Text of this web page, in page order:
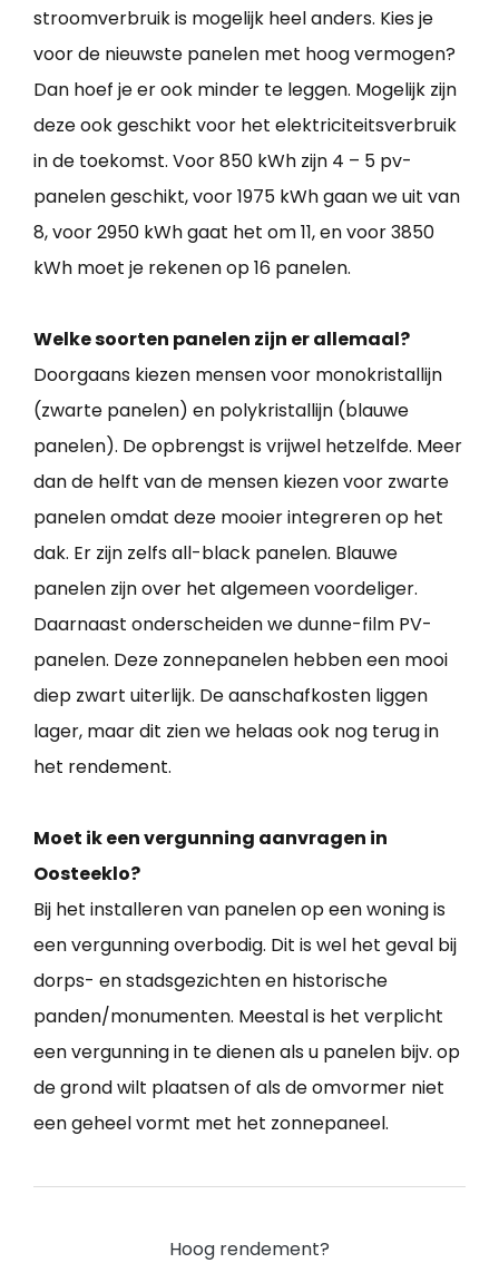
stroomverbruik is mogelijk heel anders. Kies je
voor de nieuwste panelen met hoog vermogen?
Dan hoef je er ook minder te leggen. Mogelijk zijn
deze ook geschikt voor het elektriciteitsverbruik
in de toekomst. Voor 850 kWh zijn 4 – 5 pv-
panelen geschikt, voor 1975 kWh gaan we uit van
8, voor 2950 kWh gaat het om 11, en voor 3850
kWh moet je rekenen op 16 panelen.
Welke soorten panelen zijn er allemaal?
Doorgaans kiezen mensen voor monokristallijn
(zwarte panelen) en polykristallijn (blauwe
panelen). De opbrengst is vrijwel hetzelfde. Meer
dan de helft van de mensen kiezen voor zwarte
panelen omdat deze mooier integreren op het
dak. Er zijn zelfs all-black panelen. Blauwe
panelen zijn over het algemeen voordeliger.
Daarnaast onderscheiden we dunne-film PV-
panelen. Deze zonnepanelen hebben een mooi
diep zwart uiterlijk. De aanschafkosten liggen
lager, maar dit zien we helaas ook nog terug in
het rendement.
Moet ik een vergunning aanvragen in
Oosteeklo?
Bij het installeren van panelen op een woning is
een vergunning overbodig. Dit is wel het geval bij
dorps- en stadsgezichten en historische
panden/monumenten. Meestal is het verplicht
een vergunning in te dienen als u panelen bijv. op
de grond wilt plaatsen of als de omvormer niet
een geheel vormt met het zonnepaneel.
Hoog rendement?